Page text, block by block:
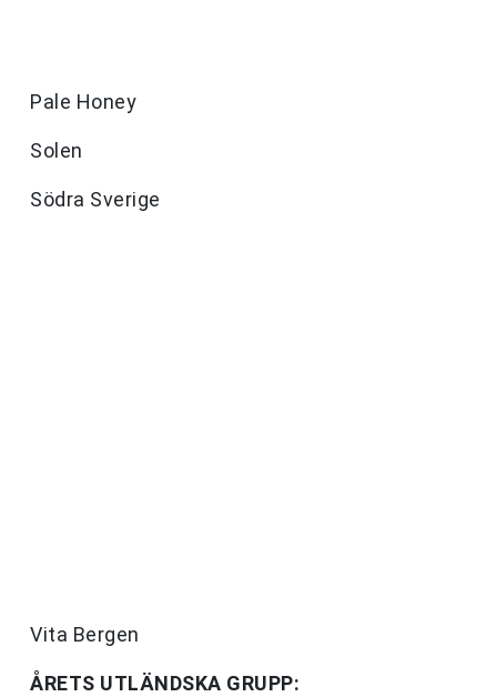
Pale Honey
Solen
Södra Sverige
Vita Bergen
ÅRETS UTLÄNDSKA GRUPP: